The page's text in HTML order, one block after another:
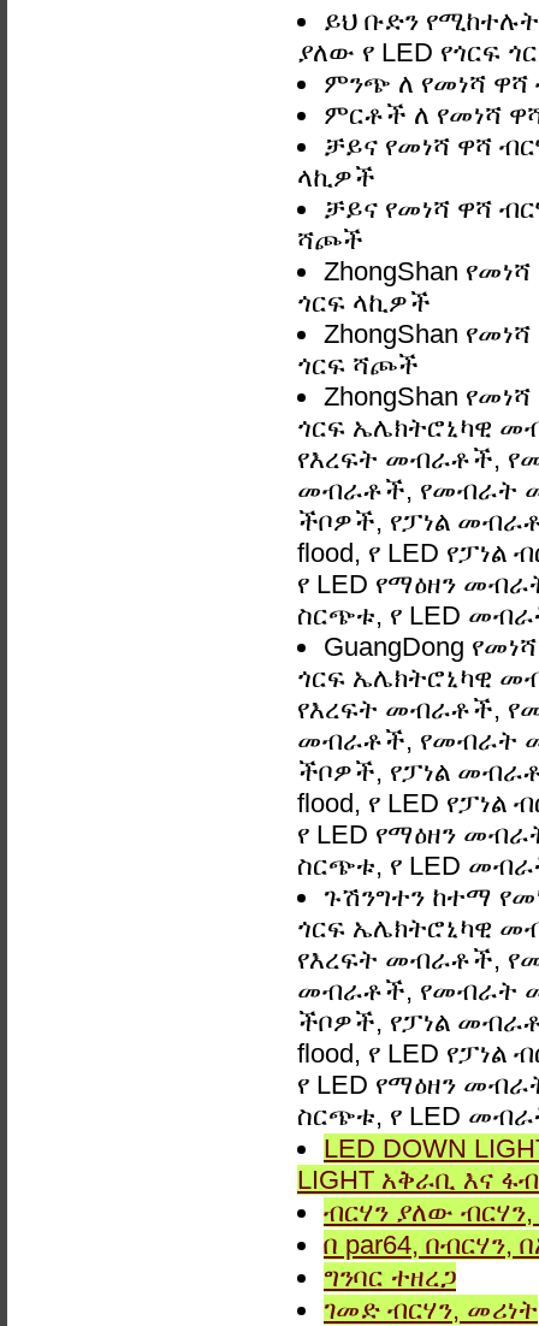
ይህ ቡድን
ያለው የ LED የጎርፍ
ምንጭ ለ የመነሻ ዋሻ
ምርቶች ለ የመነሻ ዋሻ
ቻይና የመነሻ ዋሻ
ላኪዎች
ቻይና የመነሻ ዋሻ
ሻጮች
ZhongShan
ጎርፍ ላኪዎች
ZhongShan
ጎርፍ ሻጮች
ZhongShan
ጎርፍ ኤሌክትሮኒካዊ
የእረፍት መብራቶች,
መብራቶች, የመብራት
ችቦዎች, የፓነል
flood, የ LED የፓነል
የ LED የማዕዘን
ስርጭቱ, የ LED
GuangDong
ጎርፍ ኤሌክትሮኒካዊ
የእረፍት መብራቶች,
መብራቶች, የመብራት
ችቦዎች, የፓነል
flood, የ LED የፓነል
የ LED የማዕዘን
ስርጭቱ, የ LED
ጉሽንግተን ከተማ
ጎርፍ ኤሌክትሮኒካዊ
የእረፍት መብራቶች,
መብራቶች, የመብራት
ችቦዎች, የፓነል
flood, የ LED የፓነል
የ LED የማዕዘን
ስርጭቱ, የ LED
LED DOWN
LIGHT አቅራቢ እና
ብርሃን ያለው ብርሃን,
በ par64, በብርሃን,
ግንባር ​​ተዘረጋ
ገመድ ብርሃን, መሪነት